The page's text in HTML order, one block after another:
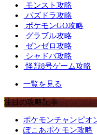
モンスト攻略
パズドラ攻略
ポケモンGO攻略
グラブル攻略
ゼンゼロ攻略
シャドバ攻略
怪獣8号ゲーム攻略
一覧を見る
注目の攻略記事
ポケモンチャンピオ
ぽこあポケモン攻略